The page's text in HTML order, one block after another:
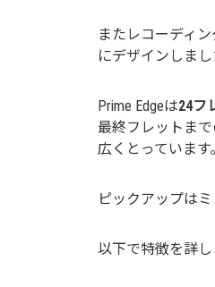
またレコーディ
にデザインしまし
Prime Edgeは24フ
最終フレットま
広くとっています。
ピックアップは
以下で特徴を詳し